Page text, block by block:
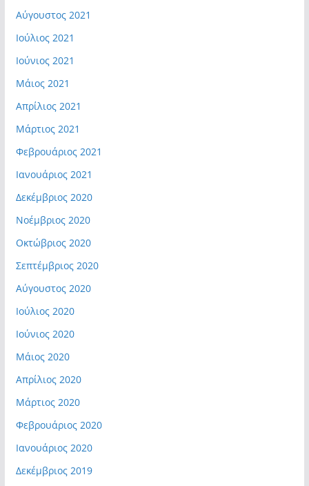
Αύγουστος 2021
Ιούλιος 2021
Ιούνιος 2021
Μάιος 2021
Απρίλιος 2021
Μάρτιος 2021
Φεβρουάριος 2021
Ιανουάριος 2021
Δεκέμβριος 2020
Νοέμβριος 2020
Οκτώβριος 2020
Σεπτέμβριος 2020
Αύγουστος 2020
Ιούλιος 2020
Ιούνιος 2020
Μάιος 2020
Απρίλιος 2020
Μάρτιος 2020
Φεβρουάριος 2020
Ιανουάριος 2020
Δεκέμβριος 2019